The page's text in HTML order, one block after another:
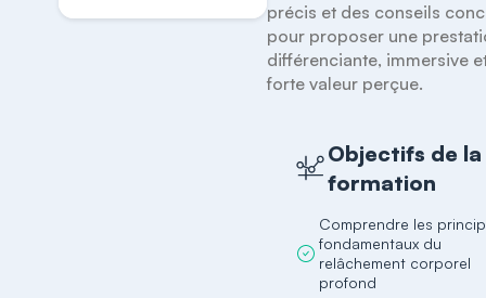
précis et des conseils
pour proposer une
différenciante, immersive
forte valeur perçue.
Objectifs de la
formation
Comprendre les
fondamentaux du
relâchement corporel
profond